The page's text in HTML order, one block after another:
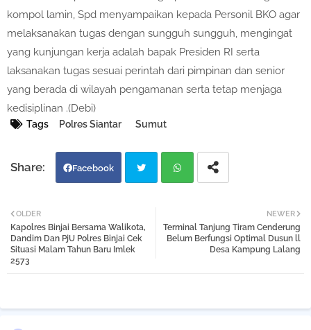
kompol lamin, Spd menyampaikan kepada Personil BKO agar
melaksanakan tugas dengan sungguh sungguh, mengingat
yang kunjungan kerja adalah bapak Presiden RI serta
laksanakan tugas sesuai perintah dari pimpinan dan senior
yang berada di wilayah pengamanan serta tetap menjaga
kedisiplinan .(Debi)
Tags Polres Siantar Sumut
Facebook
tter atsa
NEWER
Terminal Tanjung Tiram Cenderung
Belum Berfungsi Optimal Dusun ll
Desa Kampung Lalang
OLDER
Kapolres Binjai Bersama Walikota,
Dandim Dan PjU Polres Binjai Cek
Situasi Malam Tahun Baru Imlek
2573